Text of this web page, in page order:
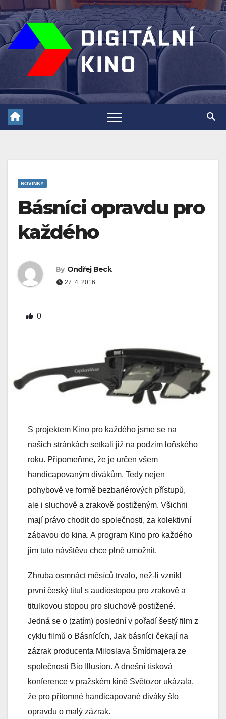
Skip
to
content
NOVINKY
Básníci opravdu pro
každého
By Ondřej Beck
27. 4. 2016
0
S projektem Kino pro každého jsme se na
našich stránkách setkali již na podzim loňského
roku. Připomeňme, že je určen všem
handicapovaným divákům. Tedy nejen
pohybově ve formě bezbariérových přístupů,
ale i sluchově a zrakově postiženým. Všichni
mají právo chodit do společnosti, za kolektivní
zábavou do kina. A program Kino pro každého
jim tuto návštěvu chce plně umožnit.
Zhruba osmnáct měsíců trvalo, než-li vznikl
první český titul s audiostopou pro zrakově a
titulkovou stopou pro sluchově postižené.
Jedná se o (zatím) poslední v pořadí šestý film z
cyklu filmů o Básnících, Jak básníci čekají na
zázrak producenta Miloslava Šmídmajera ze
společnosti Bio Illusion. A dnešní tisková
konference v pražském kině Světozor ukázala,
že pro přítomné handicapované diváky šlo
opravdu o malý zázrak.